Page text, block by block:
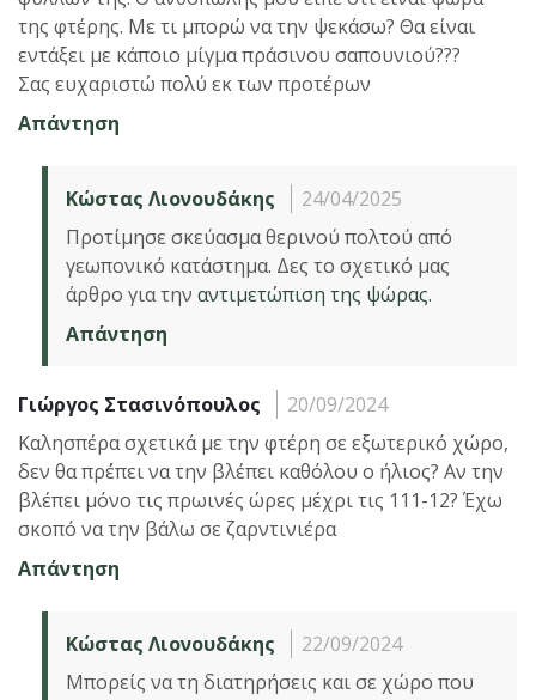
της φτέρης. Με τι μπορώ να την ψεκάσω? Θα είναι
εντάξει με κάποιο μίγμα πράσινου σαπουνιού???
Σας ευχαριστώ πολύ εκ των προτέρων
Απάντηση
Κώστας Λιονουδάκης
24/04/2025
Προτίμησε σκεύασμα θερινού πολτού από
γεωπονικό κατάστημα. Δες το σχετικό μας
άρθρο για την αντιμετώπιση της ψώρας.
Απάντηση
Γιώργος Στασινόπουλος
20/09/2024
Καλησπέρα σχετικά με την φτέρη σε εξωτερικό χώρο,
δεν θα πρ΄έπει να την βλέπει καθόλου ο ήλιος? Αν την
βλέπει μόνο τις πρωινές ώρες μέχρι τις 111-12? Έχω
σκοπό να την βάλω σε ζαρντινιέρα
Απάντηση
Κώστας Λιονουδάκης
22/09/2024
Μπορείς να τη διατηρήσεις και σε χώρο που